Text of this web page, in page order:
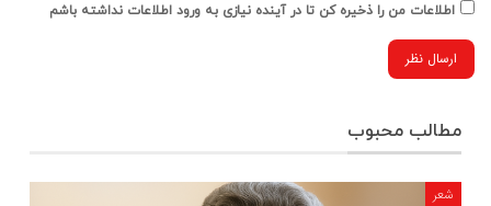
اطلاعات من را ذخیره کن تا در آینده نیازی به ورود اطلاعات نداشته باشم
مطالب محبوب
شعر